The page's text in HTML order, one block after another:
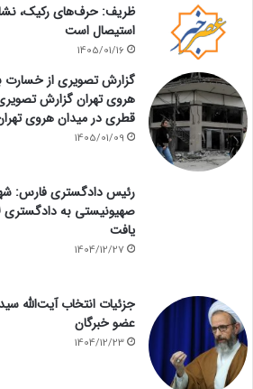
ظریف: حرف‌های رکیک،
استیصال است
1405/01/16
گزارش تصویری از خسارت
هروی تهران گزارش
قطری در میدان هروی
1405/01/09
رئیس دادگستری فارس:
یافت
1404/12/27
جزئیات انتخاب آیت‌الله
عضو خبرگان
1404/12/23